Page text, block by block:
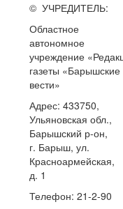
© УЧРЕДИТЕЛЬ:
Областное
автономное
учреждение
газеты «Барышские
вести»
Адрес: 433750,
Ульяновская обл.,
Барышский р-он,
г. Барыш, ул.
Красноармейская,
д. 1
Телефон: 21-2-90